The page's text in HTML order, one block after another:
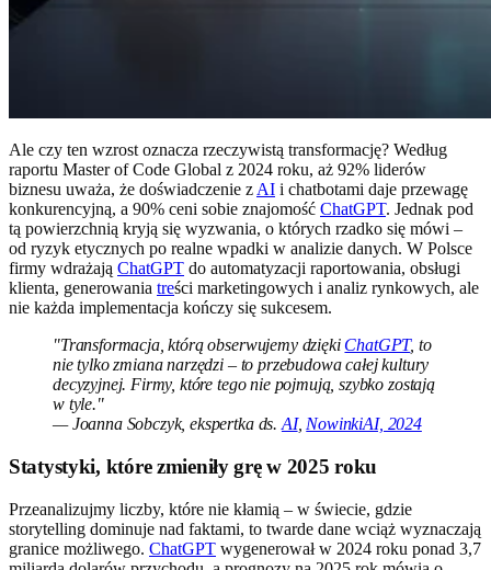
Ale czy ten wzrost oznacza rzeczywistą transformację? Według
raportu Master of Code Global z 2024 roku, aż 92% liderów
biznesu uważa, że doświadczenie z AI i chatbotami daje przewagę
konkurencyjną, a 90% ceni sobie znajomość ChatGPT. Jednak pod
tą powierzchnią kryją się wyzwania, o których rzadko się mówi –
od ryzyk etycznych po realne wpadki w analizie danych. W Polsce
firmy wdrażają ChatGPT do automatyzacji raportowania, obsługi
klienta, generowania treści marketingowych i analiz rynkowych, ale
nie każda implementacja kończy się sukcesem.
"Transformacja, którą obserwujemy dzięki ChatGPT, to
nie tylko zmiana narzędzi – to przebudowa całej kultury
decyzyjnej. Firmy, które tego nie pojmują, szybko zostają
w tyle."
— Joanna Sobczyk, ekspertka ds. AI, NowinkiAI, 2024
Statystyki, które zmieniły grę w 2025 roku
Przeanalizujmy liczby, które nie kłamią – w świecie, gdzie
storytelling dominuje nad faktami, to twarde dane wciąż wyznaczają
granice możliwego. ChatGPT wygenerował w 2024 roku ponad 3,7